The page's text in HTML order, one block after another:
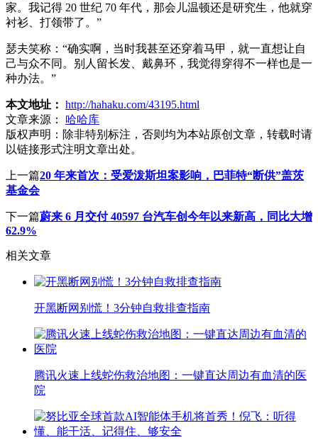
家。我记得 20 世纪 70 年代，那会儿温顿还是研究生，他就穿
衬衫、打领带了。”
瑟夫笑称：“确实啊，当时我甚至还穿着马甲，就一直想让自
己与众不同。别人留长发、戴鼻环，我觉得穿得不一样也是一
种办法。”
本文地址： http://hahaku.com/43195.html
文章来源：
哈哈库
版权声明： 除非特别标注，否则均为本站原创文章，转载时请
以链接形式注明文章出处。
上一篇20 年来首次：受爱泼斯坦案影响，巴菲特“断供”盖茨
基金会
下一篇蔚来 6 月交付 40597 台汽车创今年以来新高，同比大增
62.9%
相关文章
开黑断网别慌！3分钟自救排查指南
腾讯火速上线蛇伤救治地图：一键直达周边有血清的医
院